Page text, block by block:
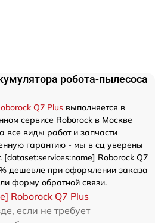
робота-пылесоса
Q7 Plus выполняется в
сервисе Roborock в Москве
все виды работ и запчасти
гарантию - мы в сц уверены
[dataset:services:name] Roborock Q7
дешевле при оформлении заказа
форму обратной связи.
Roborock Q7 Plus
если не требует